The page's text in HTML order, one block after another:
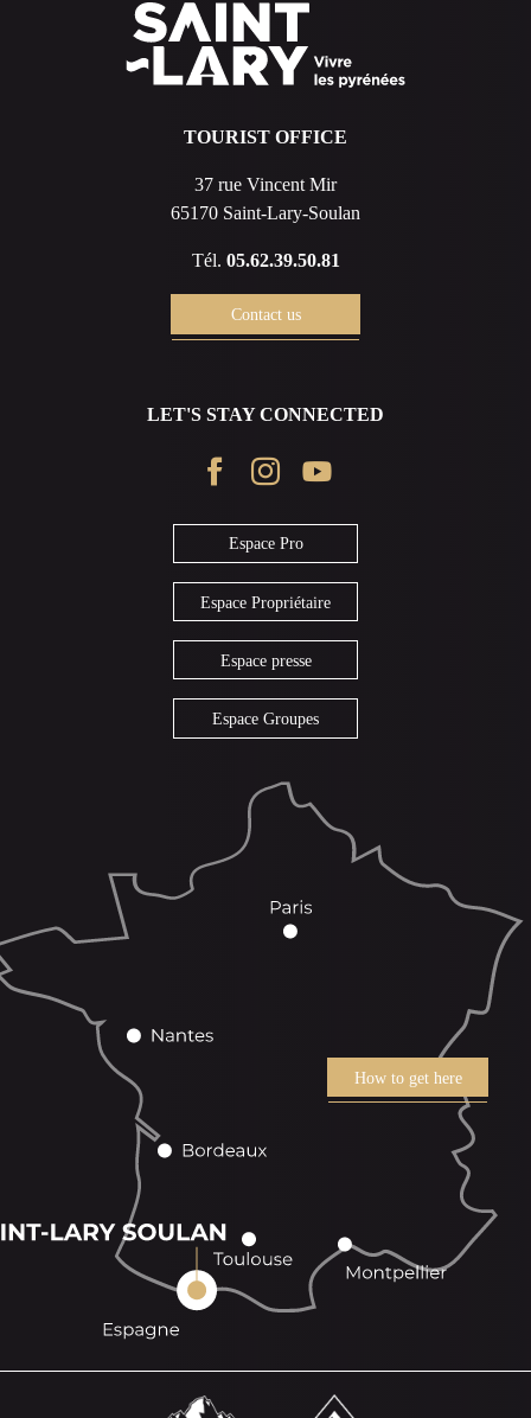
TOURIST OFFICE
37 rue Vincent Mir
65170 Saint-Lary-Soulan
Tél. 05.62.39.50.81
Contact us
LET'S STAY CONNECTED
Espace Pro
Espace Propriétaire
Espace presse
Espace Groupes
How to get here